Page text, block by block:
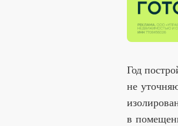
Год
не
в